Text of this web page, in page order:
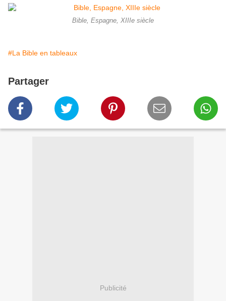
Bible, Espagne, XIIIe siècle
#La Bible en tableaux
Partager
Publicité